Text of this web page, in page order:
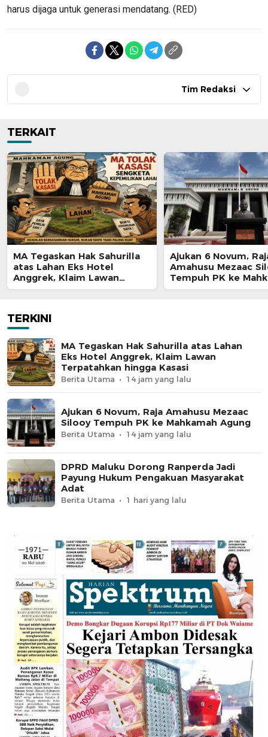
harus dijaga untuk generasi mendatang. (RED)
Tim Redaksi
TERKAIT
MA Tegaskan Hak Sahurilla
atas Lahan Eks Hotel
Anggrek, Klaim Lawan
Terpatahkan hingga Kasasi
Ajukan 6 Novum,
Amahusu Mezaac
Tempuh PK ke
Agung
TERKINI
MA Tegaskan Hak Sahurilla atas Lahan
Eks Hotel Anggrek, Klaim Lawan
Terpatahkan hingga Kasasi
Berita Utama 14 jam yang lalu
Ajukan 6 Novum, Raja Amahusu Mezaac
Silooy Tempuh PK ke Mahkamah Agung
Berita Utama 14 jam yang lalu
DPRD Maluku Dorong Ranperda Jadi
Payung Hukum Pengakuan Masyarakat
Adat
Berita Utama 1 hari yang lalu